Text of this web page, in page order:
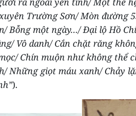
Trường Sơn/ Mòn đường
Bỗng một ngày.../ Đại lộ Hồ
Vô danh/ Cắn chặt răng
Chín muộn như không thể
Những giọt máu xanh/ Chảy
).